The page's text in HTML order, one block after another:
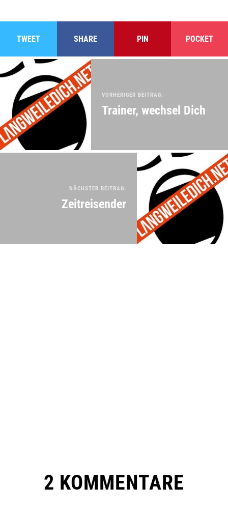
TWEET SHARE PIN POCKET
VORHERIGER BEITRAG:
Trainer, wechsel Dich
NÄCHSTER BEITRAG:
Zeitreisender
2 KOMMENTARE